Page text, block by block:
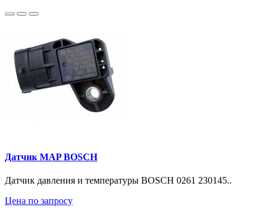
Датчик MAP BOSCH
Датчик давления и температуры BOSCH 0261 230145..
Цена по запросу